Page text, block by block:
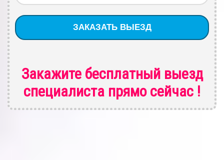
Закажите бесплатный выезд
специалиста прямо сейчас !